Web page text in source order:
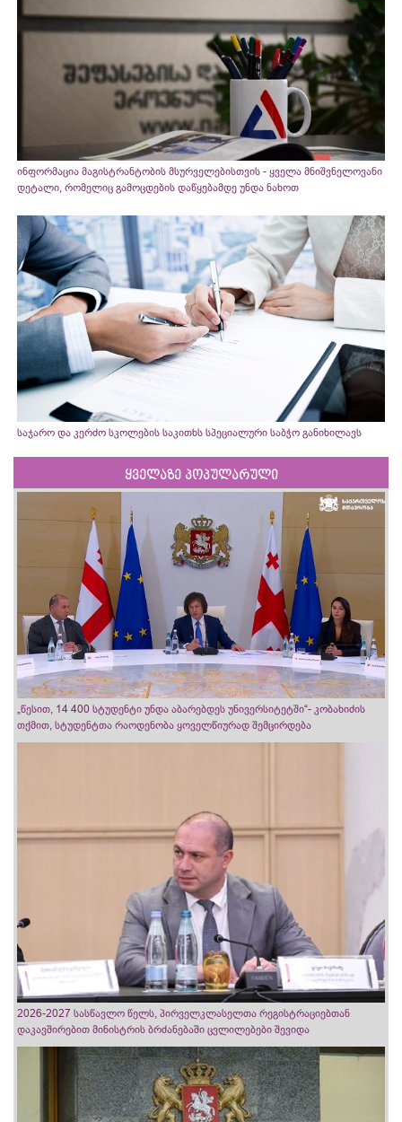
ინფორმაცია მაგისტრანტობის მსურველებისთვის - ყველა მნიშვნელოვანი
დეტალი, რომელიც გამოცდების დაწყებამდე უნდა ნახოთ
საჯარო და კერძო სკოლების საკითხს სპეციალური საბჭო განიხილავს
ყველაზე პოპულარული
„წესით, 14 400 სტუდენტი უნდა აბარებდეს უნივერსიტეტში“- კობახიძის
თქმით, სტუდენტთა რაოდენობა ყოველწიურად შემცირდება
2026-2027 სასწავლო წელს, პირველკლასელთა რეგისტრაციებთან
დაკავშირებით მინისტრის ბრძანებაში ცვლილებები შევიდა